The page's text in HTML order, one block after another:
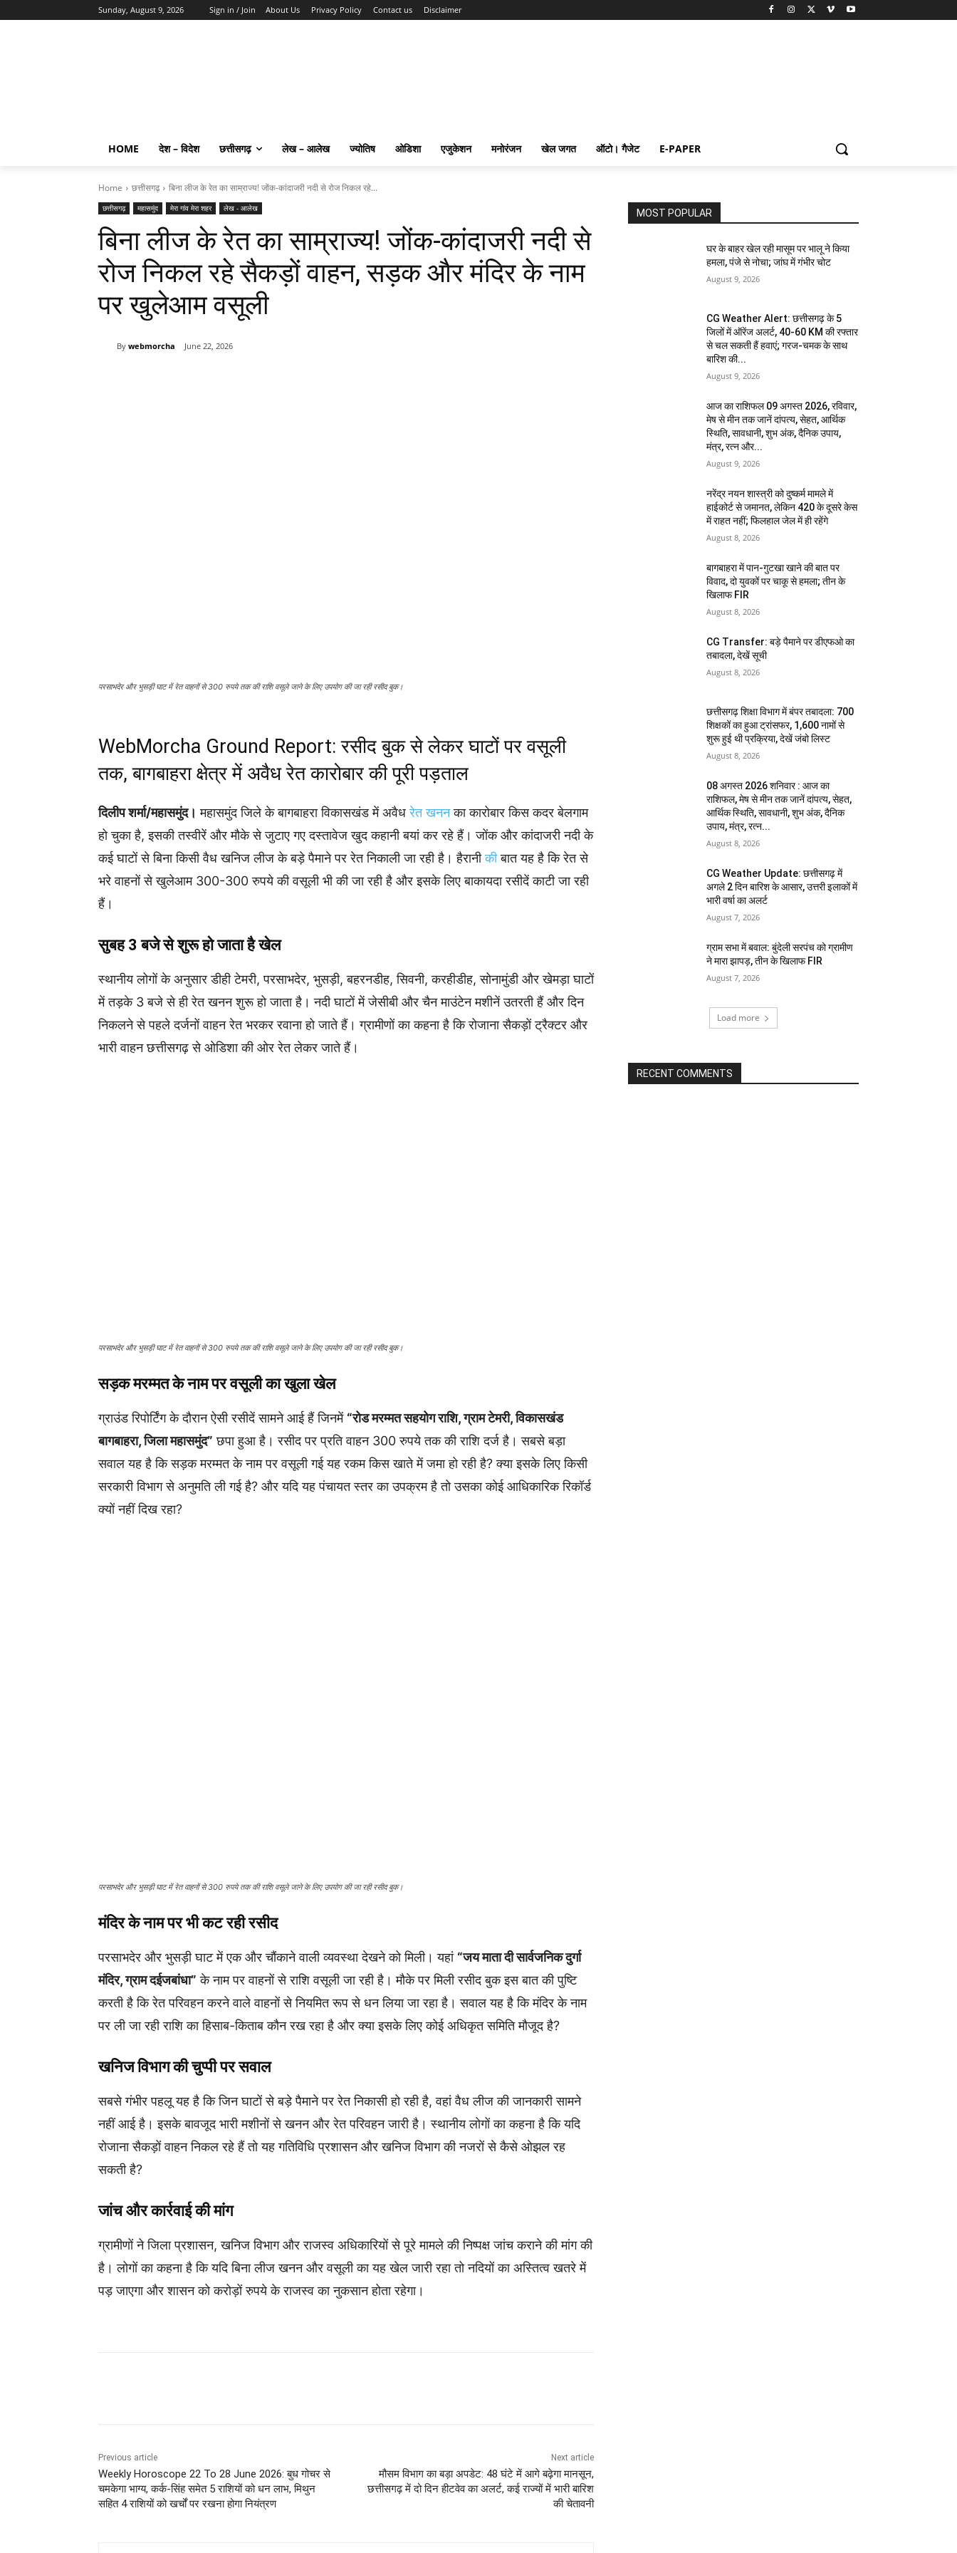
Sunday, August 9, 2026 Sign in / Join About Us Privacy Policy Contact us Disclaimer
HOME देश – विदेश छत्तीसगढ़ लेख – आलेख ज्योतिष ओडिशा एजुकेशन मनोरंजन खेल जगत ऑटो। गैजेट E-PAPER
Home छत्तीसगढ़ बिना लीज के रेत का साम्राज्य! जोंक-कांदाजरी नदी से रोज निकल रहे...
छत्तीसगढ़ महासमुंद मेरा गांव मेरा शहर लेख - आलेख
बिना लीज के रेत का साम्राज्य! जोंक-कांदाजरी नदी से
रोज निकल रहे सैकड़ों वाहन, सड़क और मंदिर के नाम
पर खुलेआम वसूली
By webmorcha June 22, 2026
परसाभदेर और भुसड़ी घाट में रेत वाहनों से 300 रुपये तक की राशि वसूले जाने के लिए उपयोग की जा रही रसीद बुक।
WebMorcha Ground Report: रसीद बुक से लेकर घाटों पर वसूली
तक, बागबाहरा क्षेत्र में अवैध रेत कारोबार की पूरी पड़ताल
दिलीप शर्मा/महासमुंद। महासमुंद जिले के बागबाहरा विकासखंड में अवैधरेत खननका कारोबार किस कदर बेलगाम
हो चुका है, इसकी तस्वीरें और मौके से जुटाए गए दस्तावेज खुद कहानी बयां कर रहे हैं। जोंक और कांदाजरी नदी के
कई घाटों से बिना किसी वैध खनिज लीज के बड़े पैमाने पर रेत निकाली जा रही है। हैरानीकीबात यह है कि रेत से
भरे वाहनों से खुलेआम 300-300 रुपये की वसूली भी की जा रही है और इसके लिए बाकायदा रसीदें काटी जा रही
हैं।
सुबह 3 बजे से शुरू हो जाता है खेल
स्थानीय लोगों के अनुसार डीही टेमरी, परसाभदेर, भुसड़ी, बहरनडीह, सिवनी, करहीडीह, सोनामुंडी और खेमड़ा घाटों
में तड़के 3 बजे से ही रेत खनन शुरू हो जाता है। नदी घाटों में जेसीबी और चैन माउंटेन मशीनें उतरती हैं और दिन
निकलने से पहले दर्जनों वाहन रेत भरकर रवाना हो जाते हैं। ग्रामीणों का कहना है कि रोजाना सैकड़ों ट्रैक्टर और
भारी वाहन छत्तीसगढ़ से ओडिशा की ओर रेत लेकर जाते हैं।
परसाभदेर और भुसड़ी घाट में रेत वाहनों से 300 रुपये तक की राशि वसूले जाने के लिए उपयोग की जा रही रसीद बुक।
सड़क मरम्मत के नाम पर वसूली का खुला खेल
ग्राउंड रिपोर्टिंग के दौरान ऐसी रसीदें सामने आई हैं जिनमें “रोड मरम्मत सहयोग राशि, ग्राम टेमरी, विकासखंड
बागबाहरा, जिला महासमुंद” छपा हुआ है। रसीद पर प्रति वाहन 300 रुपये तक की राशि दर्ज है। सबसे बड़ा
सवाल यह है कि सड़क मरम्मत के नाम पर वसूली गई यह रकम किस खाते में जमा हो रही है? क्या इसके लिए किसी
सरकारी विभाग से अनुमति ली गई है? और यदि यह पंचायत स्तर का उपक्रम है तो उसका कोई आधिकारिक रिकॉर्ड
क्यों नहीं दिख रहा?
परसाभदेर और भुसड़ी घाट में रेत वाहनों से 300 रुपये तक की राशि वसूले जाने के लिए उपयोग की जा रही रसीद बुक।
मंदिर के नाम पर भी कट रही रसीद
परसाभदेर और भुसड़ी घाट में एक और चौंकाने वाली व्यवस्था देखने को मिली। यहां “जय माता दी सार्वजनिक दुर्गा
मंदिर, ग्राम दईजबांधा” के नाम पर वाहनों से राशि वसूली जा रही है। मौके पर मिली रसीद बुक इस बात की पुष्टि
करती है कि रेत परिवहन करने वाले वाहनों से नियमित रूप से धन लिया जा रहा है। सवाल यह है कि मंदिर के नाम
पर ली जा रही राशि का हिसाब-किताब कौन रख रहा है और क्या इसके लिए कोई अधिकृत समिति मौजूद है?
खनिज विभाग की चुप्पी पर सवाल
सबसे गंभीर पहलू यह है कि जिन घाटों से बड़े पैमाने पर रेत निकासी हो रही है, वहां वैध लीज की जानकारी सामने
नहीं आई है। इसके बावजूद भारी मशीनों से खनन और रेत परिवहन जारी है। स्थानीय लोगों का कहना है कि यदि
रोजाना सैकड़ों वाहन निकल रहे हैं तो यह गतिविधि प्रशासन और खनिज विभाग की नजरों से कैसे ओझल रह
सकती है?
जांच और कार्रवाई की मांग
ग्रामीणों ने जिला प्रशासन, खनिज विभाग और राजस्व अधिकारियों से पूरे मामले की निष्पक्ष जांच कराने की मांग की
है। लोगों का कहना है कि यदि बिना लीज खनन और वसूली का यह खेल जारी रहा तो नदियों का अस्तित्व खतरे में
पड़ जाएगा और शासन को करोड़ों रुपये के राजस्व का नुकसान होता रहेगा।
Previous article
Weekly Horoscope 22 To 28 June 2026: बुध गोचर से
चमकेगा भाग्य, कर्क-सिंह समेत 5 राशियों को धन लाभ, मिथुन
सहित 4 राशियों को खर्चों पर रखना होगा नियंत्रण
Next article
मौसम विभाग का बड़ा अपडेट: 48 घंटे में आगे बढ़ेगा मानसून,
छत्तीसगढ़ में दो दिन हीटवेव का अलर्ट, कई राज्यों में भारी बारिश
की चेतावनी
MOST POPULAR
घर के बाहर खेल रही मासूम पर भालू ने किया
हमला, पंजे से नोचा; जांघ में गंभीर चोट
August 9, 2026
CG Weather Alert: छत्तीसगढ़ के 5
जिलों में ऑरेंज अलर्ट, 40-60 KM की रफ्तार
से चल सकती हैं हवाएं; गरज-चमक के साथ
बारिश की...
August 9, 2026
आज का राशिफल 09 अगस्त 2026, रविवार,
मेष से मीन तक जानें दांपत्य, सेहत, आर्थिक
स्थिति, सावधानी, शुभ अंक, दैनिक उपाय,
मंत्र, रत्न और...
August 9, 2026
नरेंद्र नयन शास्त्री को दुष्कर्म मामले में
हाईकोर्ट से जमानत, लेकिन 420 के दूसरे केस
में राहत नहीं; फिलहाल जेल में ही रहेंगे
August 8, 2026
बागबाहरा में पान-गुटखा खाने की बात पर
विवाद, दो युवकों पर चाकू से हमला; तीन के
खिलाफ FIR
August 8, 2026
CG Transfer: बड़े पैमाने पर डीएफओ का
तबादला, देखें सूची
August 8, 2026
छत्तीसगढ़ शिक्षा विभाग में बंपर तबादला: 700
शिक्षकों का हुआ ट्रांसफर, 1,600 नामों से
शुरू हुई थी प्रक्रिया, देखें जंबो लिस्ट
August 8, 2026
08 अगस्त 2026 शनिवार : आज का
राशिफल, मेष से मीन तक जानें दांपत्य, सेहत,
आर्थिक स्थिति, सावधानी, शुभ अंक, दैनिक
उपाय, मंत्र, रत्न...
August 8, 2026
CG Weather Update: छत्तीसगढ़ में
अगले 2 दिन बारिश के आसार, उत्तरी इलाकों में
भारी वर्षा का अलर्ट
August 7, 2026
ग्राम सभा में बवाल: बुंदेली सरपंच को ग्रामीण
ने मारा झापड़, तीन के खिलाफ FIR
August 7, 2026
Load more
RECENT COMMENTS